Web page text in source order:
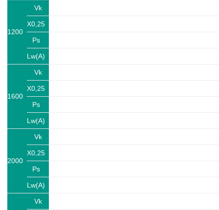
1200
Vk
X0,25
Ps
Lw(A)
1600
Vk
X0,25
Ps
Lw(A)
2000
Vk
X0,25
Ps
Lw(A)
Vk